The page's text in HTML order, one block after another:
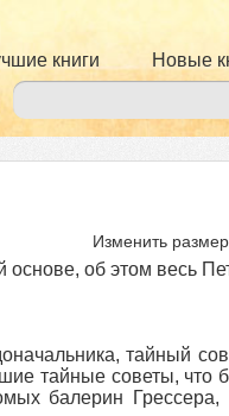
книги Новые
Изменить
об этом весь
тайный
тайные советы, что
балерин